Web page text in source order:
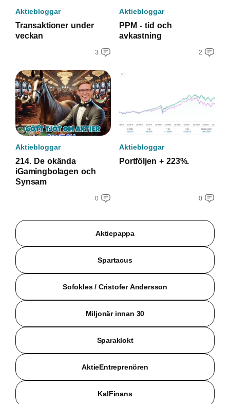
Aktiebloggar
Transaktioner under
veckan
3
Aktiebloggar
PPM - tid och
avkastning
2
Aktiebloggar
214. De okända
iGamingbolagen och
Synsam
0
Aktiebloggar
Portföljen + 223%.
0
Aktiepappa
Spartacus
Sofokles / Cristofer Andersson
Miljonär innan 30
Sparaklokt
AktieEntreprenören
KalFinans